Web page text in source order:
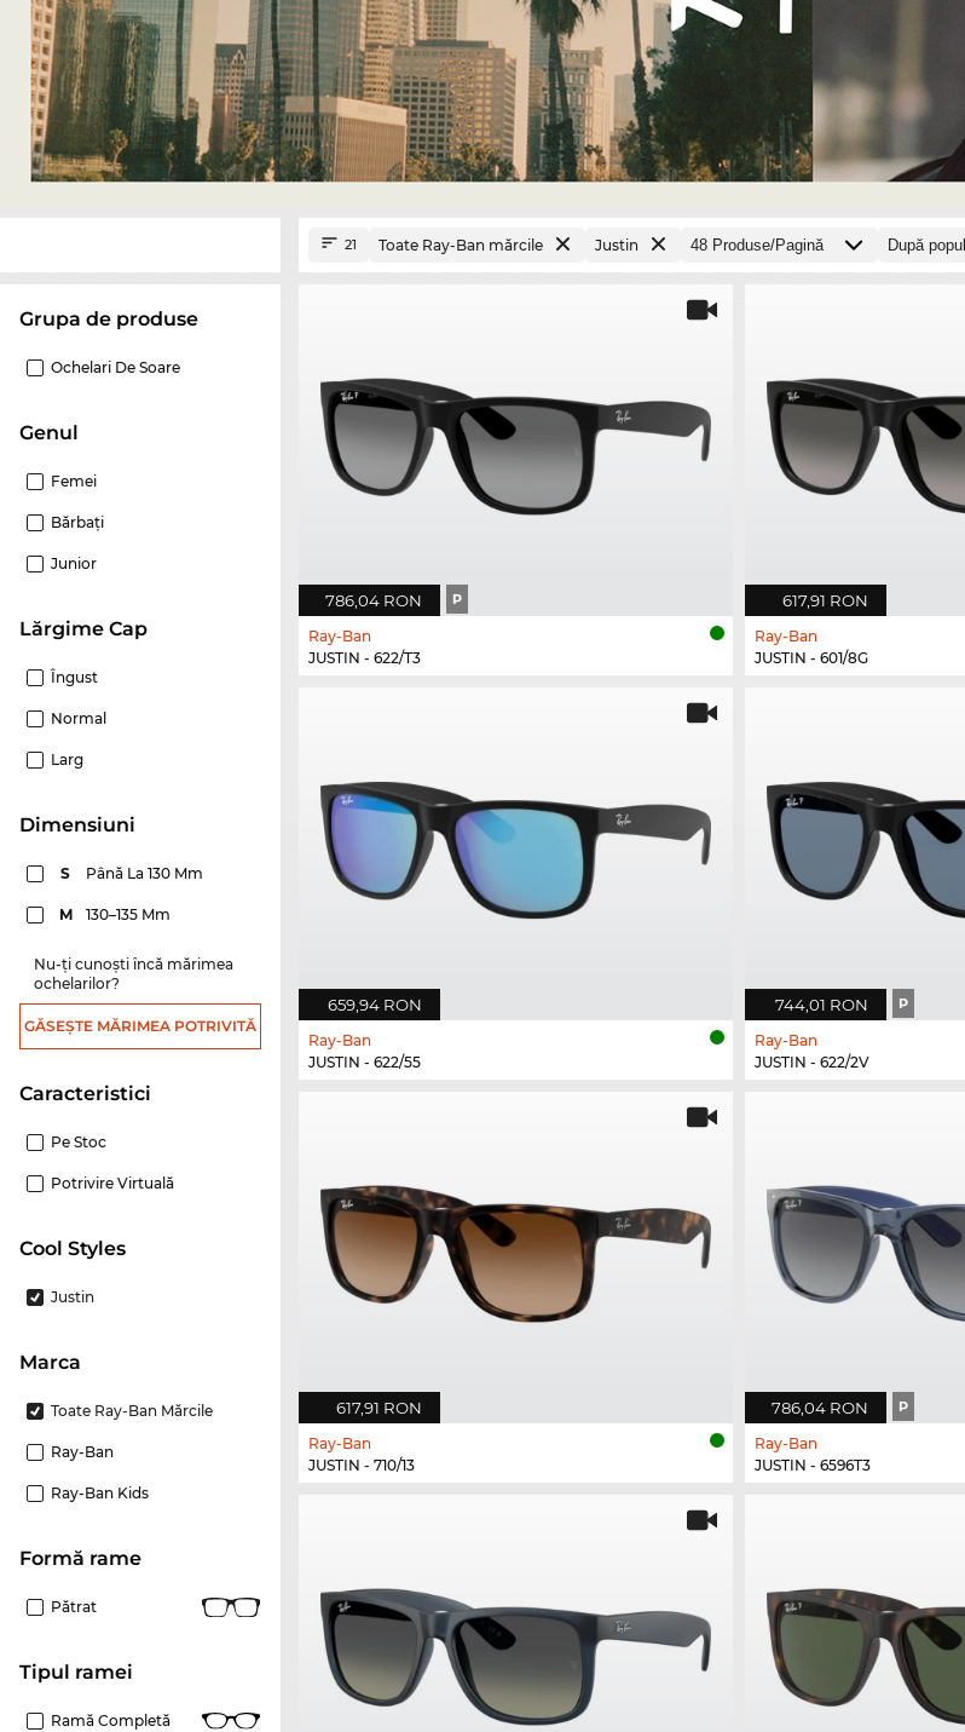
Grupa de produse
Ochelari De Soare
Genul
Femei
Bărbaţi
Junior
Lărgime Cap
Îngust
Normal
Larg
dimensiuni
S Până La 130 Mm
M 130–135 Mm
Nu-ți cunoști încă mărimea
ochelarilor?
GĂSEȘTE MĂRIMEA POTRIVITĂ
Caracteristici
Pe Stoc
Potrivire Virtuală
Cool Styles
Justin
marca
Toate Ray-Ban Mărcile
Ray-Ban
Ray-Ban Kids
Formă rame
Pătrat
Tipul ramei
Ramă Completă
21 Toate Ray-Ban mărcile Justin
786,04 RON P
Ray-Ban
JUSTIN - 622/T3
617,91 RON
Ray-Ban
JUSTIN - 601/8G
659,94 RON
Ray-Ban
JUSTIN - 622/55
744,01 RON P
Ray-Ban
JUSTIN - 622/2V
617,91 RON
Ray-Ban
JUSTIN - 710/13
786,04 RON P
Ray-Ban
JUSTIN - 6596T3